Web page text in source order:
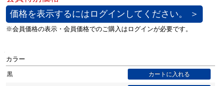
価格を表示するにはログインしてください。 ＞
カラー
黒